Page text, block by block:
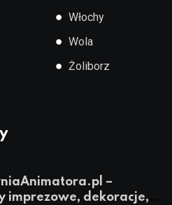
● Włochy
● Wola
● Żoliborz
–
imprezowe, dekoracje,